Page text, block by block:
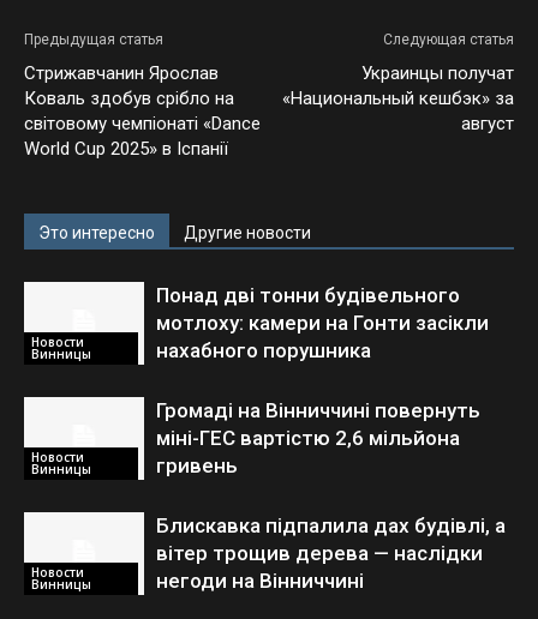
Предыдущая статья
Стрижавчанин Ярослав
Коваль здобув срібло на
світовому чемпіонаті «Dance
World Cup 2025» в Іспанії
Следующая статья
Украинцы получат
«Национальный кешбэк» за
август
Это интересно Другие новости
Новости
Винницы
Понад дві тонни будівельного
мотлоху: камери на Гонти засікли
нахабного порушника
Новости
Винницы
Громаді на Вінниччині повернуть
міні-ГЕС вартістю 2,6 мільйона
гривень
Новости
Винницы
Блискавка підпалила дах будівлі, а
вітер трощив дерева — наслідки
негоди на Вінниччині